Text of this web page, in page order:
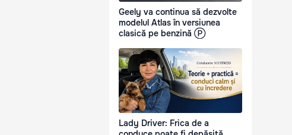
Geely va continua să dezvolte
modelul Atlas în versiunea
clasică pe benzină Ⓟ
Lady Driver: Frica de a